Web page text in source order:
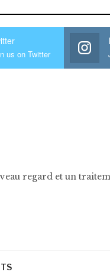
us on Twitter
regard et un